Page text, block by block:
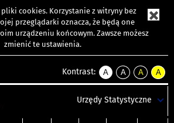
pliki cookies. Korzystanie z witryny bez
przeglądarki oznacza, że będą one
urządzeniu końcowym. Zawsze możesz
zmienić te ustawienia.
Kontrast:
A
kontrast
A
kontrast
tekst
czarnym
A
kontrast
tekst
czarnym
A
tekst
żółtym
Urzędy Statystyczne